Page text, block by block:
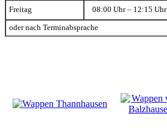
Freitag 08:00 Uhr – 12:15 Uhr
oder nach Terminabsprache